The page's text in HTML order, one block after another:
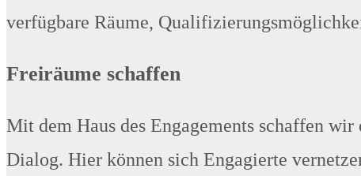
verfügbare Räume,
Freiräume schaffen
Mit dem Haus des Engagements schaffen
Dialog. Hier können sich Engagierte